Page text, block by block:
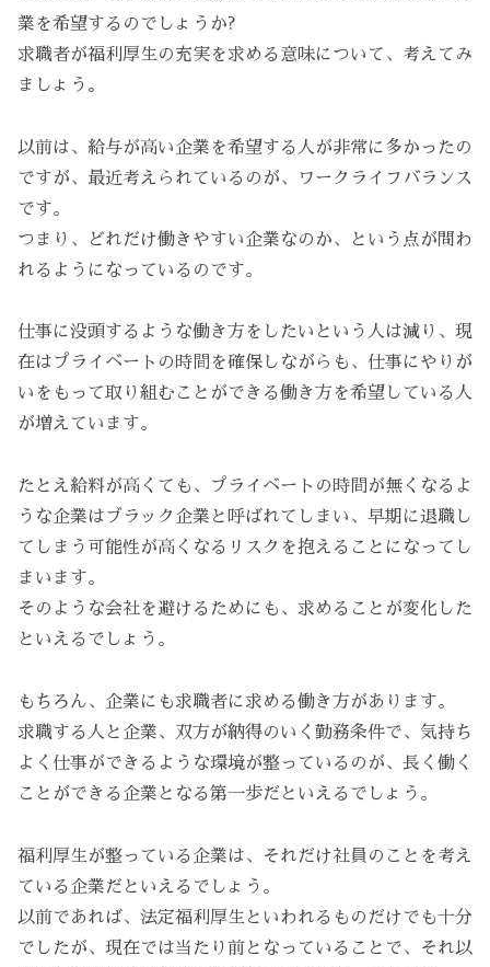
業を希望するのでしょうか?
求職者が福利厚生の充実を求める意味について、考えてみ
ましょう。
以前は、給与が高い企業を希望する人が非常に多かったの
ですが、最近考えられているのが、ワークライフバランス
です。
つまり、どれだけ働きやすい企業なのか、という点が問わ
れるようになっているのです。
仕事に没頭するような働き方をしたいという人は減り、現
在はプライベートの時間を確保しながらも、仕事にやりが
いをもって取り組むことができる働き方を希望している人
が増えています。
たとえ給料が高くても、プライベートの時間が無くなるよ
うな企業はブラック企業と呼ばれてしまい、早期に退職し
てしまう可能性が高くなるリスクを抱えることになってし
まいます。
そのような会社を避けるためにも、求めることが変化した
といえるでしょう。
もちろん、企業にも求職者に求める働き方があります。
求職する人と企業、双方が納得のいく勤務条件で、気持ち
よく仕事ができるような環境が整っているのが、長く働く
ことができる企業となる第一歩だといえるでしょう。
福利厚生が整っている企業は、それだけ社員のことを考え
ている企業だといえるでしょう。
以前であれば、法定福利厚生といわれるものだけでも十分
でしたが、現在では当たり前となっていることで、それ以